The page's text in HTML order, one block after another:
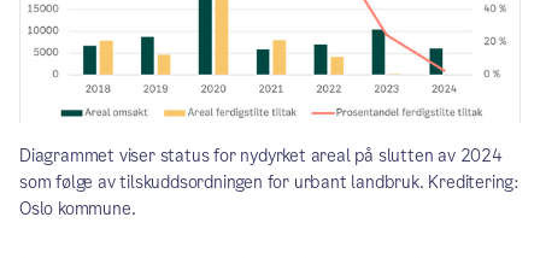
Diagrammet viser status for nydyrket areal på slutten av 2024
som følge av tilskuddsordningen for urbant landbruk. Kreditering:
Oslo kommune.